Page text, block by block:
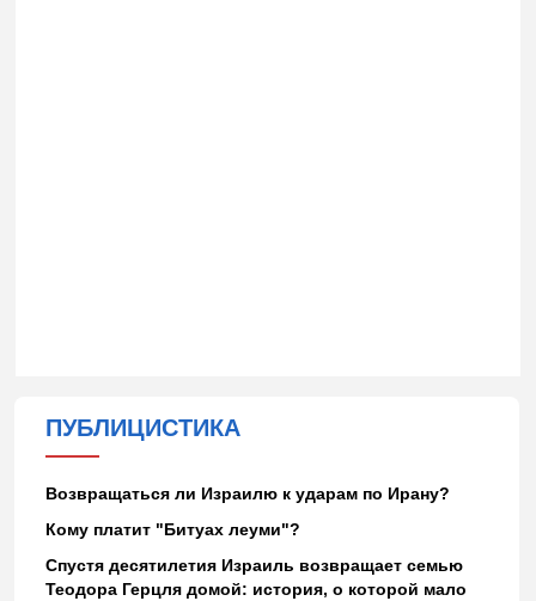
ПУБЛИЦИСТИКА
Возвращаться ли Израилю к ударам по Ирану?
Кому платит "Битуах леуми"?
Спустя десятилетия Израиль возвращает семью
Теодора Герцля домой: история, о которой мало